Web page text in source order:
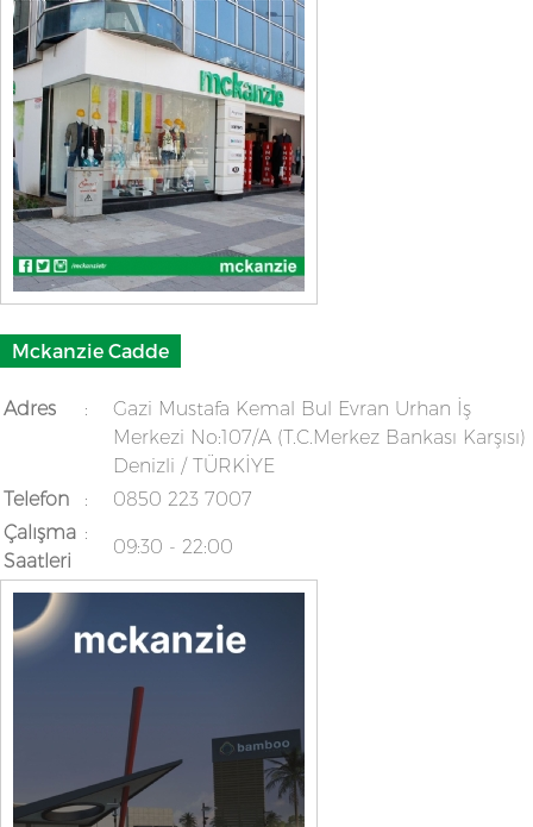
Mckanzie Cadde
Adres :
Gazi Mustafa Kemal Bul Evran Urhan İş
Merkezi No:107/A (T.C.Merkez Bankası Karşısı)
Denizli / TÜRKİYE
Telefon
:
0850 223 7007
Çalışma
Saatleri
:
09:30 - 22:00